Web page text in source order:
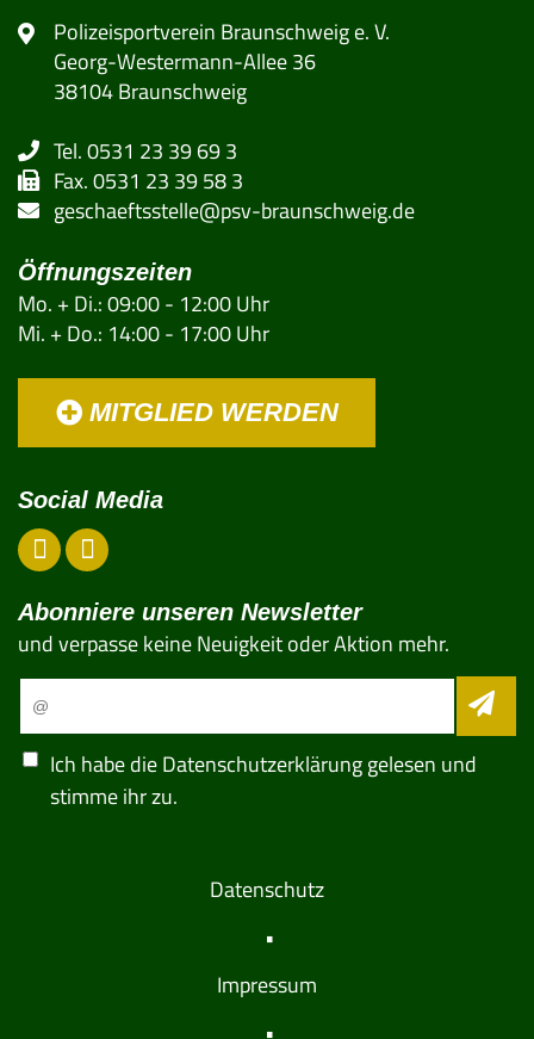
Polizeisportverein Braunschweig e. V.
Georg-Westermann-Allee 36
38104 Braunschweig
Tel. 0531 23 39 69 3
Fax. 0531 23 39 58 3
geschaeftsstelle@psv-braunschweig.de
Öffnungszeiten
Mo. + Di.: 09:00 - 12:00 Uhr
Mi. + Do.: 14:00 - 17:00 Uhr
MITGLIED WERDEN
Social Media
Abonniere unseren Newsletter
und verpasse keine Neuigkeit oder Aktion mehr.
Ich habe dieDatenschutzerklärunggelesen und
stimme ihr zu.
Datenschutz
Impressum